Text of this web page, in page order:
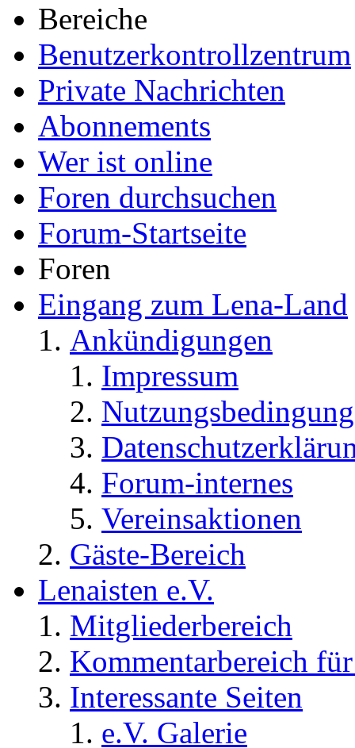
Bereiche
Benutzerkontrollzentrum
Private Nachrichten
Abonnements
Wer ist online
Foren durchsuchen
Forum-Startseite
Foren
Eingang zum Lena-Land
Ankündigungen
Impressum
Forum-internes
Vereinsaktionen
Gäste-Bereich
Lenaisten e.V.
Mitgliederbereich
Kommentarbereich
Interessante Seiten
e.V. Galerie